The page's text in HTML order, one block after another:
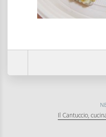
Il Cantuccio,